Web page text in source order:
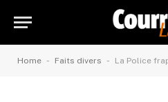
Home - Faits divers - La Police